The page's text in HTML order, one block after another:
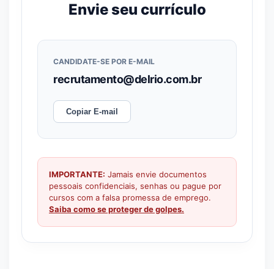
Envie seu currículo
CANDIDATE-SE POR E-MAIL
recrutamento@delrio.com.br
Copiar E-mail
IMPORTANTE: Jamais envie documentos
pessoais confidenciais, senhas ou pague por
cursos com a falsa promessa de emprego.
Saiba como se proteger de golpes.